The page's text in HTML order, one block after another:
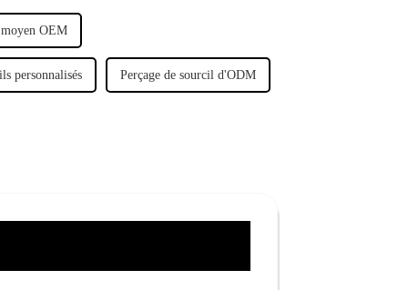
OEM
personnalisés Perçage de sourcil d'ODM